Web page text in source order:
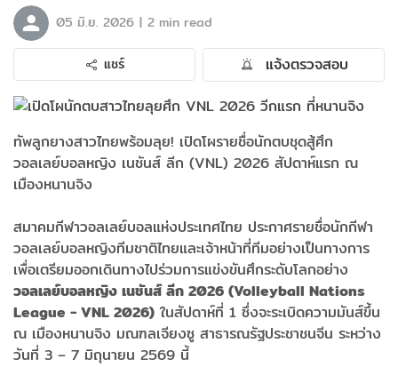
05 มิ.ย. 2026 | 2 min read
แชร์ แจ้งตรวจสอบ
ทัพลูกยางสาวไทยพร้อมลุย! เปิดโผรายชื่อนักตบชุดสู้ศึก
วอลเลย์บอลหญิง เนชันส์ ลีก (VNL) 2026 สัปดาห์แรก ณ
เมืองหนานจิง
สมาคมกีฬาวอลเลย์บอลแห่งประเทศไทย ประกาศรายชื่อนักกีฬา
วอลเลย์บอลหญิงทีมชาติไทยและเจ้าหน้าที่ทีมอย่างเป็นทางการ
เพื่อเตรียมออกเดินทางไปร่วมการแข่งขันศึกระดับโลกอย่าง
วอลเลย์บอลหญิง เนชันส์ ลีก 2026 (Volleyball Nations
League - VNL 2026) ในสัปดาห์ที่ 1 ซึ่งจะระเบิดความมันส์ขึ้น
ณ เมืองหนานจิง มณฑลเจียงซู สาธารณรัฐประชาชนจีน ระหว่าง
วันที่ 3 – 7 มิถุนายน 2569 นี้